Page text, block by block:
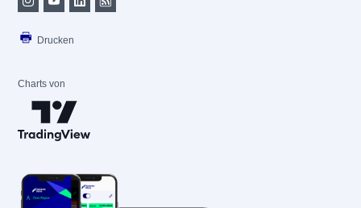
Drucken
Charts von